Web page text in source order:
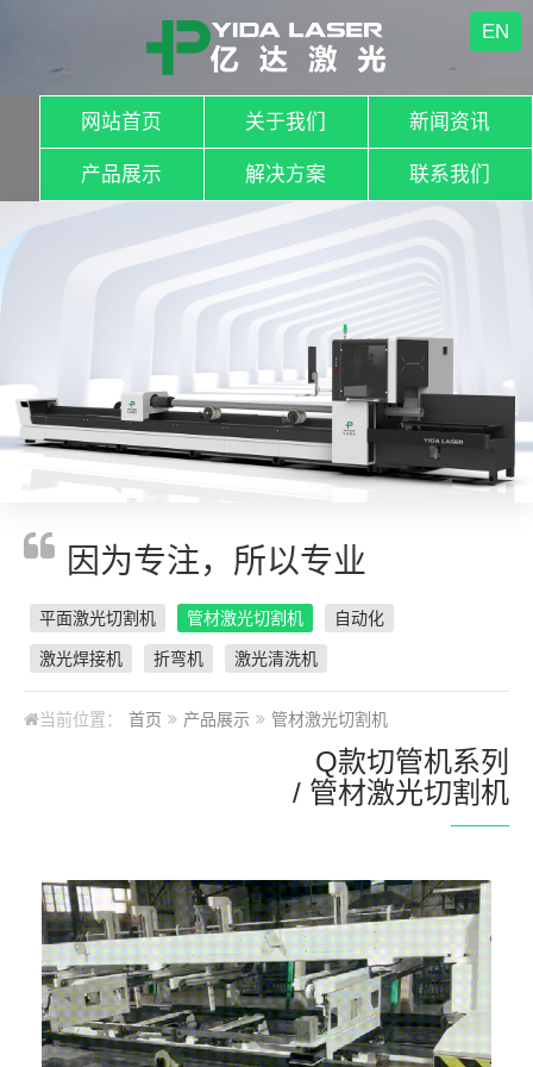
网站首页 关于我们 新闻资讯
产品展示 解决方案 联系我们
EN
因为专注，所以专业
平面激光切割机 管材激光切割机 自动化
激光焊接机 折弯机 激光清洗机
当前位置： 首页 产品展示 管材激光切割机
Q款切管机系列
/ 管材激光切割机